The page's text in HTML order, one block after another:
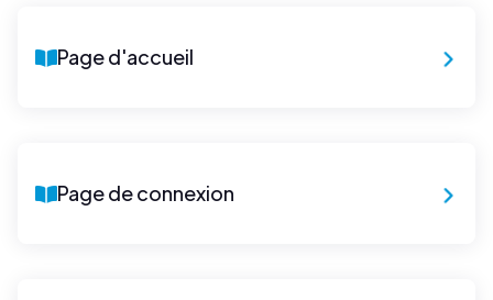
Page d'accueil
Page de connexion